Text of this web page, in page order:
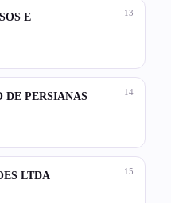
13
E
14
DE PERSIANAS
15
LTDA